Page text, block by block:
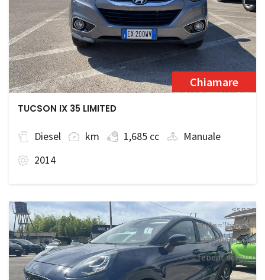
Chiamare
TUCSON IX 35 LIMITED
Diesel km 1,685 cc
Manuale
2014
<span
#009900 none
repeat scroll 0